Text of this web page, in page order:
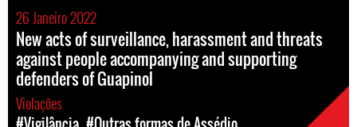
26 Janeiro 2022
New acts of surveillance, harassment and threats
against people accompanying and supporting
defenders of Guapinol
Violações